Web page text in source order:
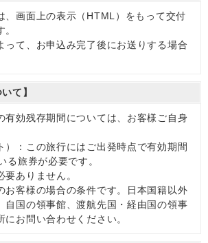
、画面上の表示（HTML）をもって交付
て、お申込み完了後にお送りする場合
て】
有効残存期間については、お客様ご自身
）：この旅行にはご出発時点で有効期間
る旅券が必要です。
要ありません。
客様の場合の条件です。日本国籍以外
自国の領事館、渡航先国・経由国の領事
お問い合わせください。